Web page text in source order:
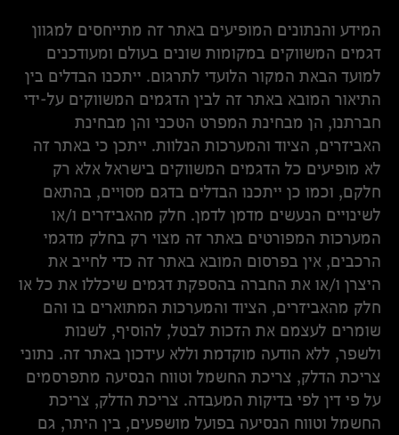
המידע והנתונים המופיעים באתר זה מתייחסים למגוון
דגמים המשווקים במקומות שונים בעולם ומעודכנים
למועד הבאת המקור הלועדי לתרגום. ייתכנו הבדלים בין
התיאור המובא באתר זה לבין הדגמים המשווקים על-ידי
חברתנו, הן מבחינת המפרט הטכני והן מבחינת
האביזרים, הציוד והמערכות הנלוות. ייתכן כי באתר זה
לא מופיעים כל הדגמים המשווקים בישראל אלא רק
חלקם, וכמו כן ייתכנו הבדלים בדגם מסויים, בהתאם
לשינויים הנעשים מדמן לדמן. חלק מהאביזרים ו/או
המערכות המפורטים באתר זה מצוי רק בחלק מדגמי
הרכבים, אין בפרסום המובא באתר זה כדי לחייב את
היצרן ו/או את החברה בהספקת דגמים שיכללו את כל או
חלק מהאביזרים, הציוד והמערכות המתוארים בו והם
שומרים לעצמם את הזכות לבטל, להוסיף, לשנות
ולשפר, ללא הודעה מוקדמת וללא עידכון באתר זה. נתוני
צריכת הדלק, צריכת החשמל וטווח הנסיעה מתפרסמים
על פי דין לפי בדיקות המעבדה. צריכת הדלק, צריכת
החשמל וטווח הנסיעה בפועל מושפעים, בין היתר, גם